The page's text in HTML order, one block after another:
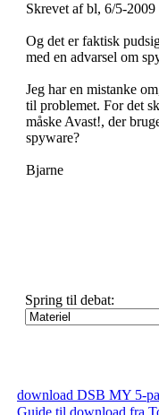
Skrevet af bl, 6/5-2009
Og det er faktisk
med en advarsel om
Jeg har en mistanke
til problemet. For det
måske Avast!, der
spyware?
Bjarne
Spring til debat:
download DSB MY 5-
Guide til download fra